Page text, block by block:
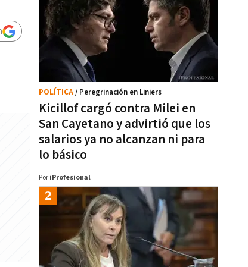
Kicillof cargó contra Milei en
San Cayetano y advirtió que los
salarios ya no alcanzan ni para
lo básico
POLÍTICA/ Peregrinación en Liniers
Por iProfesional